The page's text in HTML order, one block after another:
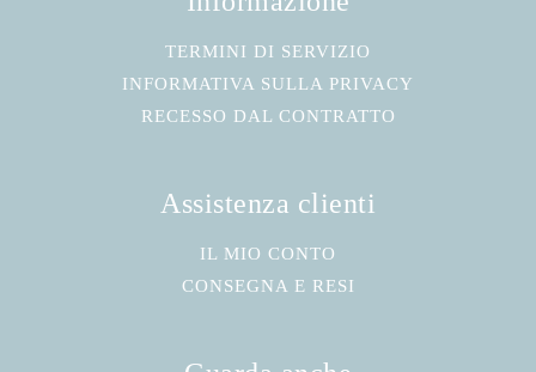
TERMINI DI SERVIZIO
INFORMATIVA SULLA PRIVACY
RECESSO DAL CONTRATTO
Assistenza clienti
IL MIO CONTO
CONSEGNA E RESI